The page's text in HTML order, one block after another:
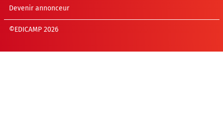
Devenir annonceur
©EDICAMP 2026